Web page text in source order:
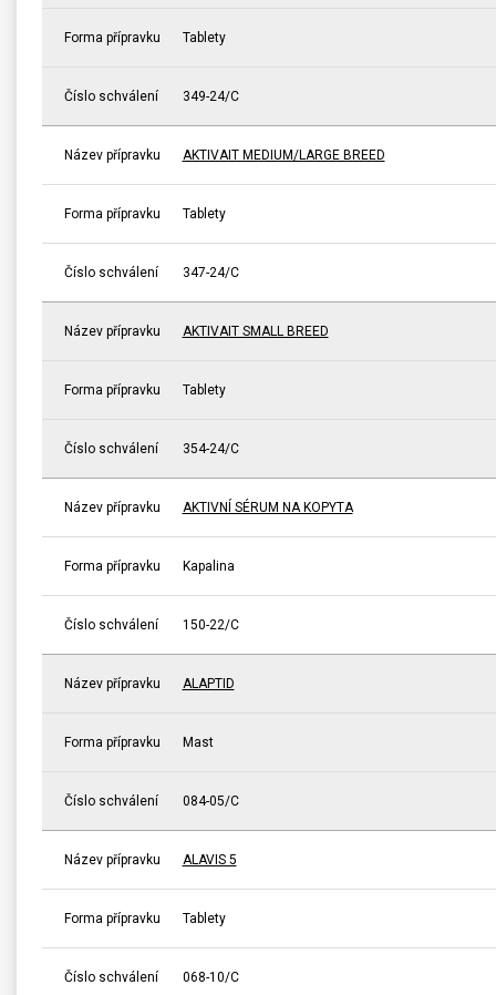
Forma přípravku Tablety
Číslo schválení 349-24/C
Název přípravku AKTIVAIT MEDIUM/LARGE BREED
Forma přípravku Tablety
Číslo schválení 347-24/C
Název přípravku AKTIVAIT SMALL BREED
Forma přípravku Tablety
Číslo schválení 354-24/C
Název přípravku AKTIVNÍ SÉRUM NA KOPYTA
Forma přípravku Kapalina
Číslo schválení 150-22/C
Název přípravku ALAPTID
Forma přípravku Mast
Číslo schválení 084-05/C
Název přípravku ALAVIS 5
Forma přípravku Tablety
Číslo schválení 068-10/C